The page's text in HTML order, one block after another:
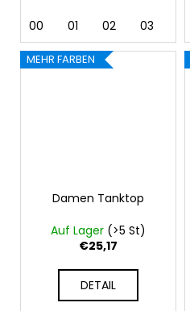
00 01 02 03
MEHR FARBEN
Damen Tanktop
Auf Lager (>5 St)
€25,17
DETAIL